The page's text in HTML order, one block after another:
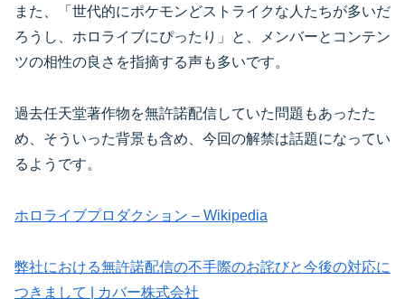
また、「世代的にポケモンどストライクな人たちが多いだ
ろうし、ホロライブにぴったり」と、メンバーとコンテン
ツの相性の良さを指摘する声も多いです。
過去任天堂著作物を無許諾配信していた問題もあったた
め、そういった背景も含め、今回の解禁は話題になってい
るようです。
ホロライブプロダクション – Wikipedia
弊社における無許諾配信の不手際のお詫びと今後の対応に
つきまして | カバー株式会社